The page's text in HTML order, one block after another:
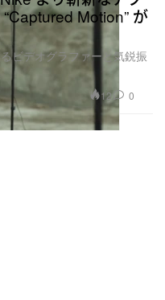
Motion” が
ビデオグラファーと気鋭振
12 0